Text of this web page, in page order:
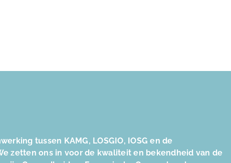
tussen KAMG, LOSGIO, IOSG en de
zetten ons in voor de kwaliteit en bekendheid van de